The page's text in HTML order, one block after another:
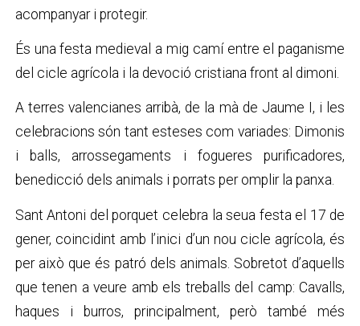
acompanyar i protegir.
És una festa medieval a mig camí entre el paganisme
del cicle agrícola i la devoció cristiana front al dimoni.
A terres valencianes arribà, de la mà de Jaume I, i les
celebracions són tant esteses com variades: Dimonis
i balls, arrossegaments i fogueres purificadores,
benedicció dels animals i porrats per omplir la panxa.
Sant Antoni del porquet celebra la seua festa el 17 de
gener, coincidint amb l’inici d’un nou cicle agrícola, és
per això que és patró dels animals. Sobretot d’aquells
que tenen a veure amb els treballs del camp: Cavalls,
haques i burros, principalment, però també més